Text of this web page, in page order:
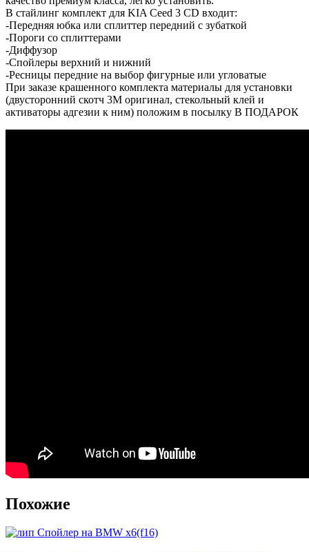
В стайлинг комплект для KIA Ceed 3 CD входит:
-Передняя юбка или сплиттер передний с зубаткой
-Пороги со сплиттерами
-Диффузор
-Спойлеры верхний и нижний
-Ресницы передние на выбор фигурные или угловатые
При заказе крашенного комплекта материалы для установки
(двусторонний скотч 3М оригинал, стекольный клей и
активаторы адгезии к ним) положим в посылку В ПОДАРОК
Похожие